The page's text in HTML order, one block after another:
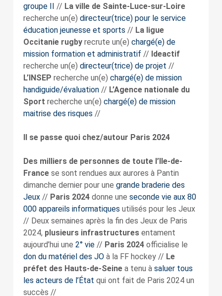
groupe II
// La ville de Sainte-Luce-sur-Loire
recherche un(e) directeur(trice) pour le service
éducation jeunesse et sports // La ligue
Occitanie rugbyrecrute un(e) chargé(e) de
mission formation et administratif // Ideactif
recherche un(e) directeur(trice) de projet //
L’INSEP recherche un(e) chargé(e) de mission
handiguide/évaluation// L’Agence nationale du
Sport recherche un(e) chargé(e) de mission
maitrise des risques //
Il se passe quoi chez/autour Paris 2024
Des milliers de personnes de toute l’Ile-de-
France se sont rendues aux aurores à Pantin
dimanche dernier pour une grande braderie des
Jeux// Paris 2024donne une seconde vie aux 80
000 appareils informatiques utilisés pour les Jeux
// Deux semaines après la fin des Jeux de Paris
2024, plusieurs infrastructuresentament
aujourd’hui une 2° vie// Paris 2024 officialise le
don du matériel des JOà la FF hockey // Le
préfet des Hauts-de-Seine a tenu à saluer tous
les acteurs de l’État qui ont fait de Paris 2024 un
succès //